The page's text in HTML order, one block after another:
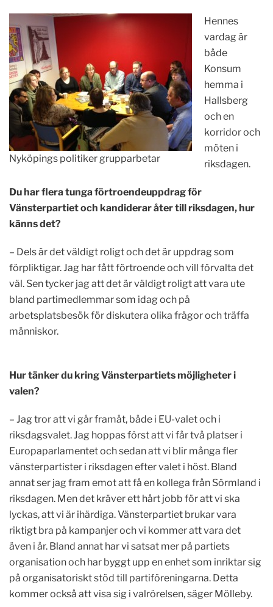
Nyköpings politiker grupparbetar
Hennes
vardag är
både
Konsum
hemma i
Hallsberg
och en
korridor och
möten i
riksdagen.
Du har flera tunga förtroendeuppdrag för
Vänsterpartiet och kandiderar åter till riksdagen, hur
känns det?
– Dels är det väldigt roligt och det är uppdrag som
förpliktigar. Jag har fått förtroende och vill förvalta det
väl. Sen tycker jag att det är väldigt roligt att vara ute
bland partimedlemmar som idag och på
arbetsplatsbesök för diskutera olika frågor och träffa
människor.
Hur tänker du kring Vänsterpartiets möjligheter i
valen?
– Jag tror att vi går framåt, både i EU-valet och i
riksdagsvalet. Jag hoppas först att vi får två platser i
Europaparlamentet och sedan att vi blir många fler
vänsterpartister i riksdagen efter valet i höst. Bland
annat ser jag fram emot att få en kollega från Sörmland i
riksdagen. Men det kräver ett hårt jobb för att vi ska
lyckas, att vi är ihärdiga. Vänsterpartiet brukar vara
riktigt bra på kampanjer och vi kommer att vara det
även i år. Bland annat har vi satsat mer på partiets
organisation och har byggt upp en enhet som inriktar sig
på organisatoriskt stöd till partiföreningarna. Detta
kommer också att visa sig i valrörelsen, säger Mölleby.